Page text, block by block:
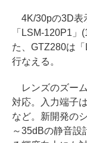
4K/30pの3D表
「LSM-120P1
た、GTZ280は
行なえる。
レンズのズー
対応。入力端子
など。新開発の
～35dBの静音設